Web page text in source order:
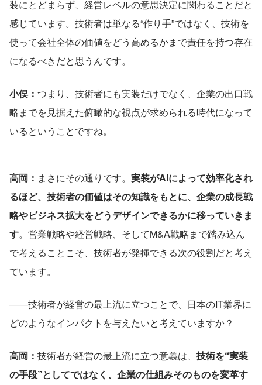
装にとどまらず、経営レベルの意思決定に関わることだと
感じています。技術者は単なる“作り手”ではなく、技術を
使って会社全体の価値をどう高めるかまで責任を持つ存在
になるべきだと思うんです。
小俣： つまり、技術者にも実装だけでなく、企業の出口戦
略までを見据えた俯瞰的な視点が求められる時代になって
いるということですね。
高岡： まさにその通りです。 実装がAIによって効率化され
るほど、技術者の価値はその知識をもとに、企業の成長戦
略やビジネス拡大をどうデザインできるかに移っていきま
す。営業戦略や経営戦略、そしてM&A戦略まで踏み込ん
で考えることこそ、技術者が発揮できる次の役割だと考え
ています。
――技術者が経営の最上流に立つことで、日本のIT業界に
どのようなインパクトを与えたいと考えていますか？
高岡： 技術者が経営の最上流に立つ意義は、 技術を“実装
の手段”としてではなく、企業の仕組みそのものを変革す